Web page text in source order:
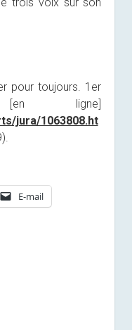
pour toujours. 1er
ligne]
jura/1063808.ht
E-mail